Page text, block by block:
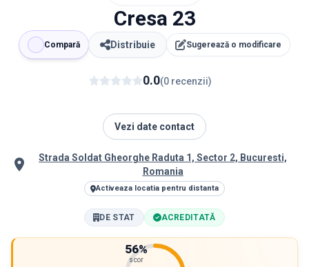
Cresa 23
Compară Distribuie Sugerează o modificare
0.0(0 recenzii)
Vezi date contact
Strada Soldat Gheorghe Raduta 1, Sector 2, Bucuresti,
Romania
Activeaza locatia pentru distanta
DE STAT ACREDITATĂ
56%
scor